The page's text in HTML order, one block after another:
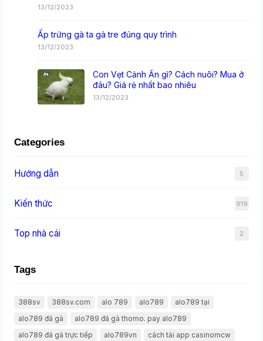
13/12/2023
Ấp trứng gà ta gà tre đúng quy trình
13/12/2023
Con Vẹt Cảnh Ăn gì? Cách nuôi? Mua ở
đâu? Giá rẻ nhất bao nhiêu
13/12/2023
Categories
Hướng dẫn 5
Kiến thức 919
Top nhà cái 2
Tags
388sv 388sv.com alo 789 alo789
alo789 tại
alo789 đá gà
alo789 đá gà thomo. pay alo789
alo789 đá gà trực tiếp
alo789vn
cách tải app casinomcw